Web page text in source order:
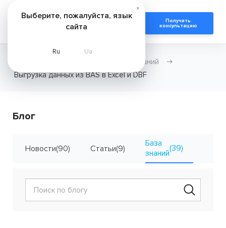
Получить
консультацию
База знаний
Выгрузка данных из BAS в Excel и DBF
Блог
Новости(90) Статьи(9)
База
знаний(39)
×
Выберите, пожалуйста, язык
сайта
Ru Ua